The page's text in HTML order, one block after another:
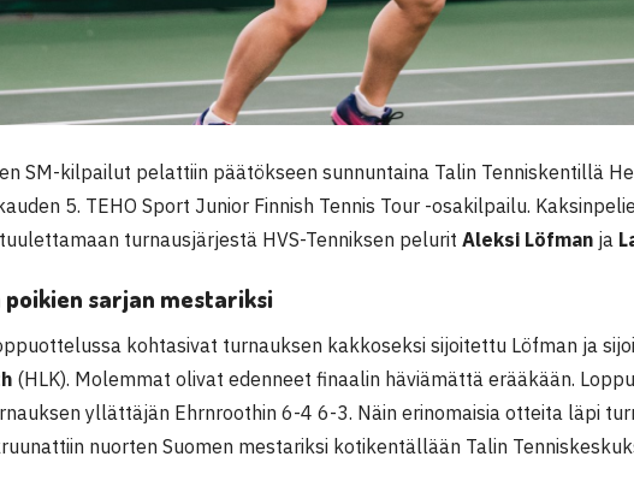
SM-kilpailut pelattiin päätökseen sunnuntaina Talin Tenniskentillä
5. TEHO Sport Junior Finnish Tennis Tour -osakilpailu.
turnausjärjestä HVS-Tenniksen pelurit Aleksi Löfman ja
poikien sarjan mestariksi
kohtasivat turnauksen kakkoseksi sijoitettu Löfman ja
(HLK). Molemmat olivat edenneet finaalin häviämättä erääkään.
yllättäjän Ehrnroothin 6-4 6-3. Näin erinomaisia otteita läpi
nuorten Suomen mestariksi kotikentällään Talin